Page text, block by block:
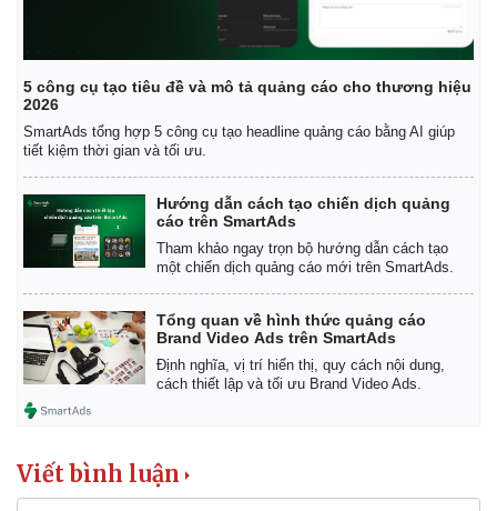
5 công cụ tạo tiêu đề và mô tả quảng cáo cho thương hiệu
2026
SmartAds tổng hợp 5 công cụ tạo headline quảng cáo bằng AI giúp
tiết kiệm thời gian và tối ưu.
Hướng dẫn cách tạo chiến dịch quảng
cáo trên SmartAds
Tham khảo ngay trọn bộ hướng dẫn cách tạo
một chiến dịch quảng cáo mới trên SmartAds.
Tổng quan về hình thức quảng cáo
Brand Video Ads trên SmartAds
Định nghĩa, vị trí hiển thị, quy cách nội dung,
cách thiết lập và tối ưu Brand Video Ads.
Viết bình luận